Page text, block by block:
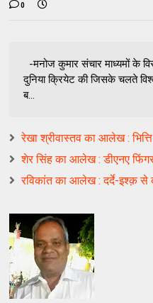
0
-मनोज कुमार संचार माध्यमों के
दुनिया क्रियेट की जिसके चलते
ब...
रेखा श्रीवास्तव का आलेख :
शेर सिंह का आलेख : डीएनए फिंगर
रविकांत का आलेख : दर्दे-इश्क़ से